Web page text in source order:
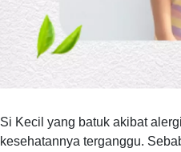
Si Kecil yang batuk akibat
kesehatannya terganggu.